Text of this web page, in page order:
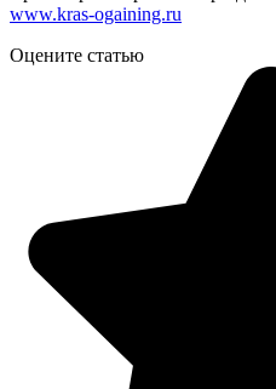
www.kras-ogaining.ru
Оцените статью